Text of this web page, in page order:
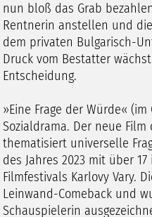
nun bloß das Grab
Rentnerin anstellen und
dem privaten Bulgarisch-
Druck vom Bestatter
Entscheidung.
»Eine Frage der Würde«
Sozialdrama. Der neue
thematisiert universelle
des Jahres 2023 mit über
Filmfestivals Karlovy Vary.
Leinwand-Comeback und
Schauspielerin